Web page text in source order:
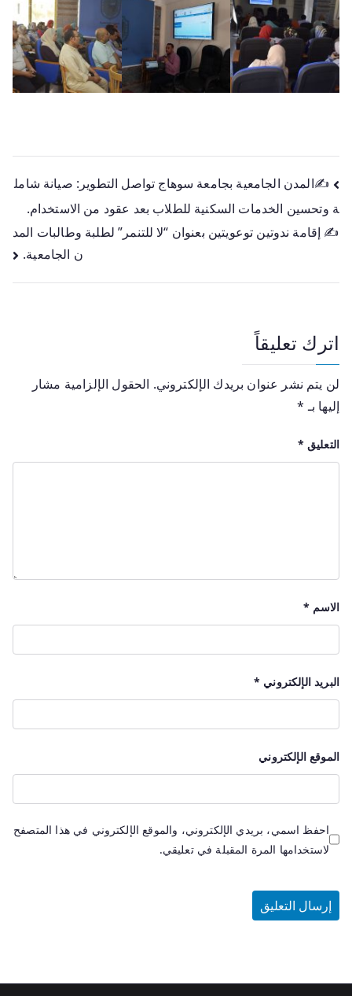
✍️المدن الجامعية بجامعة سوهاج تواصل التطوير: صيانة شامل
ة وتحسين الخدمات السكنية للطلاب بعد عقود من الاستخدام.
✍️ إقامة ندوتين توعويتين بعنوان “لا للتنمر” لطلبة وطالبات المد
ن الجامعية.
اترك تعليقاً
لن يتم نشر عنوان بريدك الإلكتروني. الحقول الإلزامية مشار
إليها بـ *
التعليق *
الاسم *
البريد الإلكتروني *
الموقع الإلكتروني
احفظ اسمي، بريدي الإلكتروني، والموقع الإلكتروني في هذا المتصفح
لاستخدامها المرة المقبلة في تعليقي.